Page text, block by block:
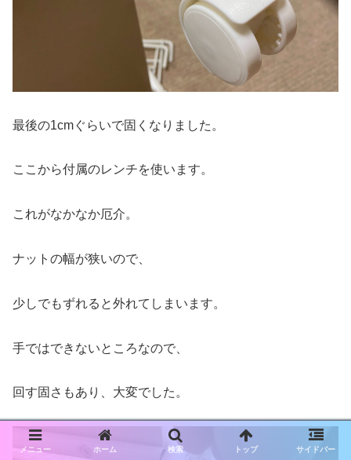
最後の1cmぐらいで固くなりました。
ここから付属のレンチを使います。
これがなかなか厄介。
ナットの幅が狭いので、
少しでもずれると外れてしまいます。
手ではできないところなので、
回す固さもあり、大変でした。
メニュー ホーム 検索 トップ サイドバー